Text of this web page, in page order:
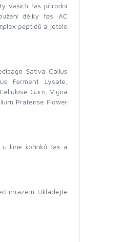
vašich řas přírodní
délky řas. AC
peptidů a jetele
Sativa Callus
Ferment Lysate,
Gum, Vigna
Pratense Flower
linie kořínků řas a
mrazem. Ukládejte